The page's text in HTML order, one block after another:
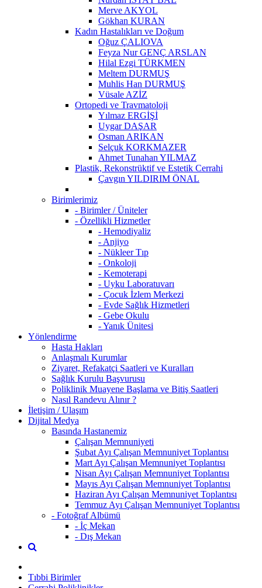
Merve AKYOL
Gökhan KURAN
Kadın Hastalıkları ve Doğum
Oğuz ÇALIOVA
Feyza Nur GENÇ ARSLAN
Hilal Ezgi TÜRKMEN
Meltem DURMUŞ
Muhlis Han DURMUŞ
Vüsale AZİZ
Ortopedi ve Travmatoloji
Yılmaz ERGİŞİ
Uygar DAŞAR
Osman ARIKAN
Selçuk KORKMAZER
Ahmet Tunahan YILMAZ
Plastik, Rekonstrüktif ve Estetik Cerrahi
Çavgın YILDIRIM ÖNAL
Birimlerimiz
- Birimler / Üniteler
- Özellikli Hizmetler
- Hemodiyaliz
- Anjiyo
- Nükleer Tıp
- Onkoloji
- Kemoterapi
- Uyku Laboratuvarı
- Çocuk İzlem Merkezi
- Evde Sağlık Hizmetleri
- Gebe Okulu
- Yanık Ünitesi
Yönlendirme
Hasta Hakları
Anlaşmalı Kurumlar
Ziyaret, Refakatçi Saatleri ve Kuralları
Sağlık Kurulu Başvurusu
Poliklinik Muayene Başlama ve Bitiş Saatleri
Nasıl Randevu Alınır ?
İletişim / Ulaşım
Dijital Medya
Basında Hastanemiz
Çalışan Memnuniyeti
Şubat Ayı Çalışan Memnuniyet Toplantısı
Mart Ayı Çalışan Memnuniyet Toplantısı
Nisan Ayı Çalışan Memnuniyet Toplantısı
Mayıs Ayı Çalışan Memnuniyet Toplantısı
Haziran Ayı Çalışan Memnuniyet Toplantısı
Temmuz Ayı Çalışan Memnuniyet Toplantısı
- Fotoğraf Albümü
- İç Mekan
- Dış Mekan
Tıbbi Birimler